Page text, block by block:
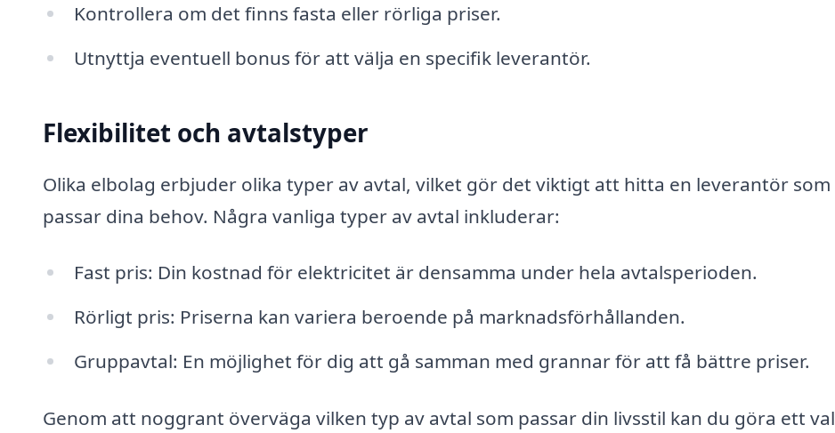
Kontrollera om det finns fasta eller rörliga priser.
Utnyttja eventuell bonus för att välja en specifik leverantör.
Flexibilitet och avtalstyper
Olika elbolag erbjuder olika typer av avtal, vilket gör det viktigt att hitta en leverantör som
passar dina behov. Några vanliga typer av avtal inkluderar:
Fast pris: Din kostnad för elektricitet är densamma under hela avtalsperioden.
Rörligt pris: Priserna kan variera beroende på marknadsförhållanden.
Gruppavtal: En möjlighet för dig att gå samman med grannar för att få bättre priser.
Genom att noggrant överväga vilken typ av avtal som passar din livsstil kan du göra ett val